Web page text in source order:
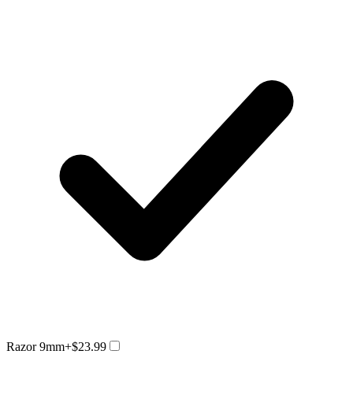
Razor 9mm+$23.99